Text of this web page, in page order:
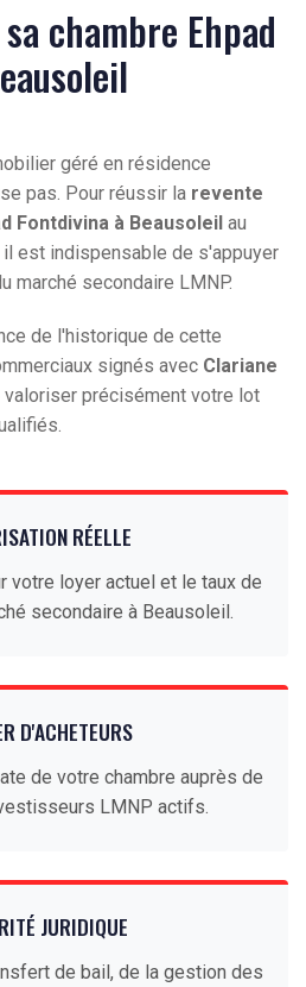
chambre Ehpad
géré en résidence
pas. Pour réussir la revente
Fontdivina à Beausoleil au
est indispensable de s'appuyer
marché secondaire LMNP.
de l'historique de cette
signés avec Clariane
précisément votre lot
RÉELLE
votre loyer actuel et le taux de
secondaire à Beausoleil.
D'ACHETEURS
de votre chambre auprès de
LMNP actifs.
JURIDIQUE
de bail, de la gestion des